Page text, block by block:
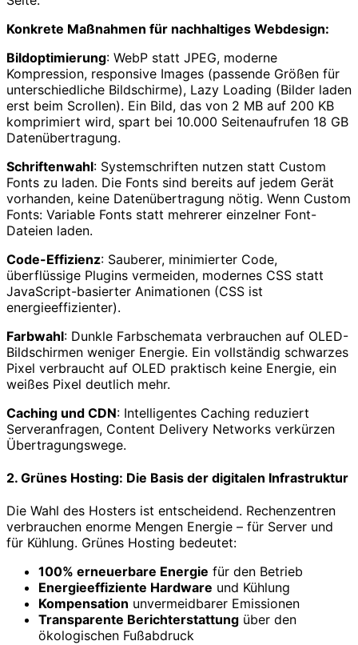
Konkrete Maßnahmen für nachhaltiges Webdesign:
Bildoptimierung: WebP statt JPEG, moderne
Kompression, responsive Images (passende Größen für
unterschiedliche Bildschirme), Lazy Loading (Bilder laden
erst beim Scrollen). Ein Bild, das von 2 MB auf 200 KB
komprimiert wird, spart bei 10.000 Seitenaufrufen 18 GB
Datenübertragung.
Schriftenwahl: Systemschriften nutzen statt Custom
Fonts zu laden. Die Fonts sind bereits auf jedem Gerät
vorhanden, keine Datenübertragung nötig. Wenn Custom
Fonts: Variable Fonts statt mehrerer einzelner Font-
Dateien laden.
Code-Effizienz: Sauberer, minimierter Code,
überflüssige Plugins vermeiden, modernes CSS statt
JavaScript-basierter Animationen (CSS ist
energieeffizienter).
Farbwahl: Dunkle Farbschemata verbrauchen auf OLED-
Bildschirmen weniger Energie. Ein vollständig schwarzes
Pixel verbraucht auf OLED praktisch keine Energie, ein
weißes Pixel deutlich mehr.
Caching und CDN: Intelligentes Caching reduziert
Serveranfragen, Content Delivery Networks verkürzen
Übertragungswege.
2. Grünes Hosting: Die Basis der digitalen Infrastruktur
Die Wahl des Hosters ist entscheidend. Rechenzentren
verbrauchen enorme Mengen Energie – für Server und
für Kühlung. Grünes Hosting bedeutet:
100% erneuerbare Energie für den Betrieb
Energieeffiziente Hardware und Kühlung
Kompensation unvermeidbarer Emissionen
Transparente Berichterstattung über den
ökologischen Fußabdruck